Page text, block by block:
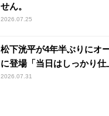
せん。
2026.07.25
松下洸平が4年半ぶりにオ
に登場「当日はしっかり仕
2026.07.31